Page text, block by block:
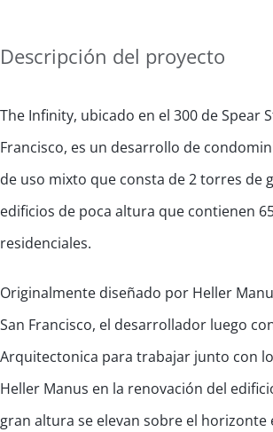
Descripción del proyecto
The Infinity, ubicado en el 300 de Spear
Francisco, es un desarrollo de
de uso mixto que consta de 2 torres de
edificios de poca altura que contienen
residenciales.
Originalmente diseñado por Heller
San Francisco, el desarrollador luego
Arquitectonica para trabajar junto con
Heller Manus en la renovación del
gran altura se elevan sobre el horizonte